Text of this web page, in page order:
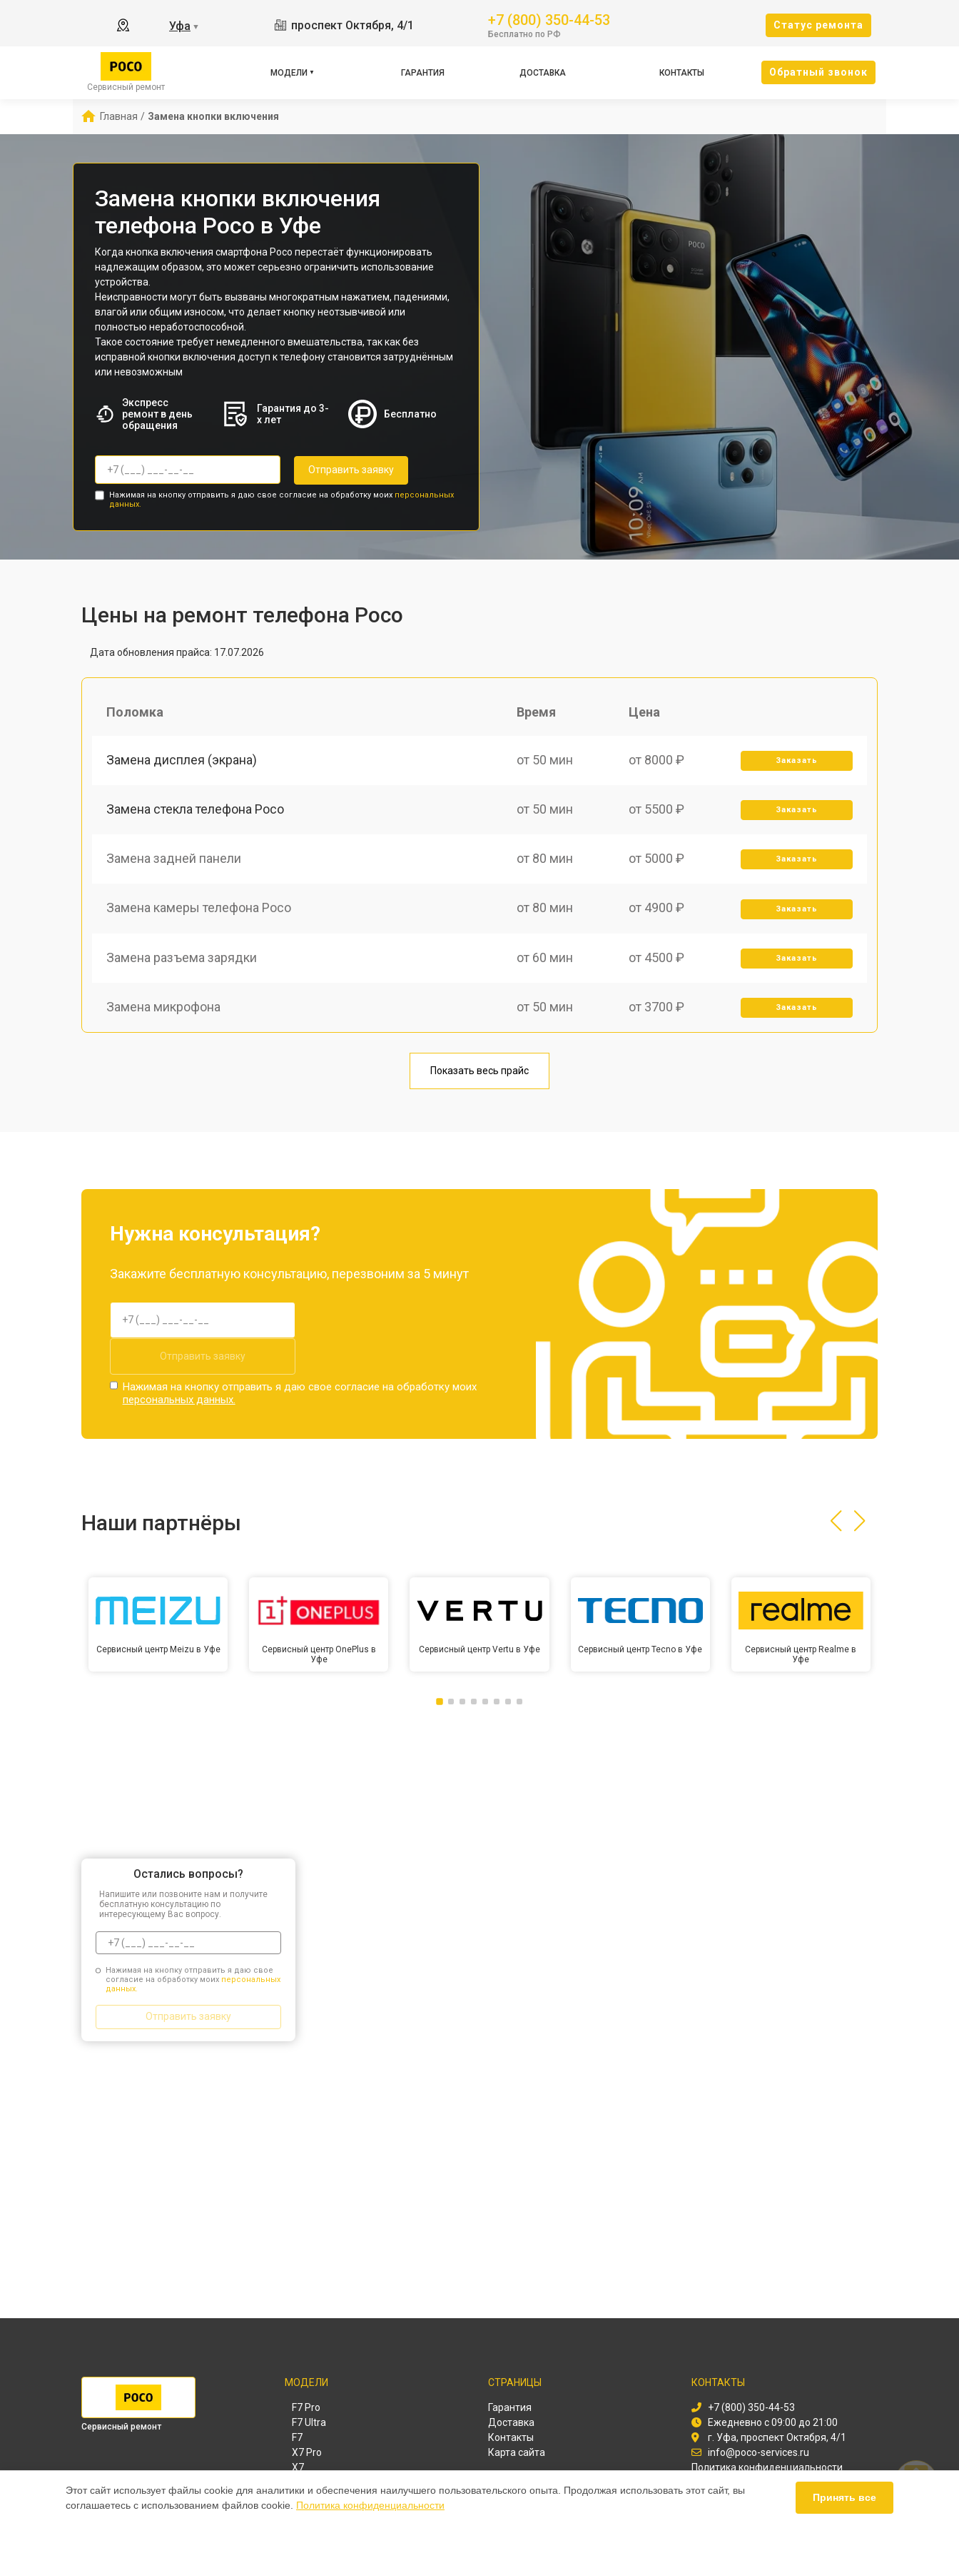
Уфа ▼ проспект Октября, 4/1 +7 (800) 350-44-53
Бесплатно по РФ
Cтатус ремонта
Сервисный ремонт
МОДЕЛИ
X2
X3 NFC
ГАРАНТИЯ ДОСТАВКА КОНТАКТЫ Oбратный звонок
Главная / Замена кнопки включения
Замена кнопки включения
телефона Poco в Уфе
Когда кнопка включения смартфона Poco перестаёт функционировать
надлежащим образом, это может серьезно ограничить использование
устройства.
Неисправности могут быть вызваны многократным нажатием, падениями,
влагой или общим износом, что делает кнопку неотзывчивой или
полностью неработоспособной.
Такое состояние требует немедленного вмешательства, так как без
исправной кнопки включения доступ к телефону становится затруднённым
или невозможным
Экспресс
ремонт в день
обращения
Гарантия до 3-
х лет
Бесплатно
Отправить заявку
Нажимая на кнопку отправить я даю свое согласие на обработку моих персональных
данных.
Цены на ремонт телефона Poco
Дата обновления прайса: 17.07.2026
Поломка Время Цена
Замена дисплея (экрана) от 50 мин от 8000 ₽ Заказать
Замена стекла телефона Poco от 50 мин от 5500 ₽ Заказать
Замена задней панели от 80 мин от 5000 ₽ Заказать
Замена камеры телефона Poco от 80 мин от 4900 ₽ Заказать
Замена разъема зарядки от 60 мин от 4500 ₽ Заказать
Замена микрофона от 50 мин от 3700 ₽ Заказать
от 40 мин
Показать весь прайс
Нужна консультация?
Закажите бесплатную консультацию, перезвоним за 5 минут
Отправить заявку
Нажимая на кнопку отправить я даю свое согласие на обработку моих
персональных данных.
Наши партнёры
Сервисный центр Meizu в Уфе
Сервисный центр OnePlus в
Уфе
Сервисный центр Vertu в Уфе Сервисный центр Tecno в Уфе
Сервисный центр Realme в
Уфе
Остались вопросы?
Напишите или позвоните нам и получите
бесплатную консультацию по
интересующему Вас вопросу.
Нажимая на кнопку отправить я даю свое
согласие на обработку моих персональных
данных.
Отправить заявку
Сервисный ремонт
МОДЕЛИ
F7 Pro
F7 Ultra
F7
X7 Pro
X7
M8 Pro
M8
СТРАНИЦЫ
Гарантия
Доставка
Контакты
Карта сайта
КОНТАКТЫ
+7 (800) 350-44-53
Ежедневно с 09:00 до 21:00
г. Уфа, проспект Октября, 4/1
info@poco-services.ru
Политика конфиденциальности
Способы оплаты
Этот сайт использует файлы cookie для аналитики и обеспечения наилучшего пользовательского опыта. Продолжая использовать этот сайт, вы
соглашаетесь с использованием файлов cookie. Политика конфиденциальности
Принять все